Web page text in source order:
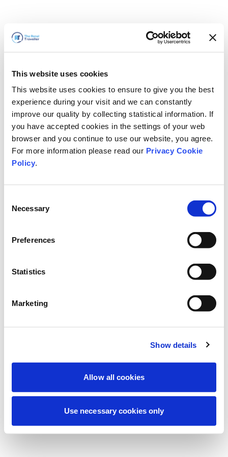
This website uses cookies
This website uses cookies to ensure to give you the best
experience during your visit and we can constantly
improve our quality by collecting statistical information. If
you have accepted cookies in the settings of your web
browser and you continue to use our website, you agree.
For more information please read our Privacy Cookie
Policy.
Selection
Necessary
Preferences
Statistics
Marketing
Show details
Allow all cookies
Use necessary cookies only
Vi utför för närvarande planerat underhåll